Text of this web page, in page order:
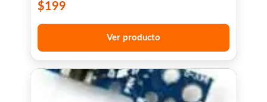
$199
Ver producto